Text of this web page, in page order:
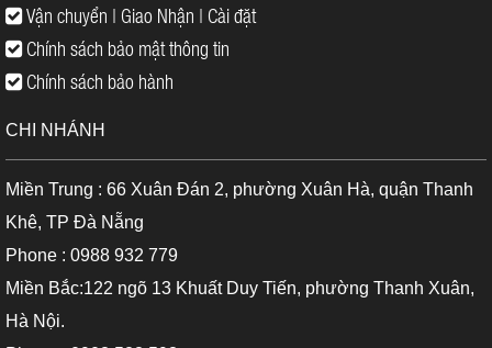
Vận chuyển | Giao Nhận | Cài đặt
Chính sách bảo mật thông tin
Chính sách bảo hành
CHI NHÁNH
Miền Trung : 66 Xuân Đán 2, phường Xuân Hà, quận Thanh
Khê, TP Đà Nẵng
Phone : 0988 932 779
Miền Bắc:122 ngõ 13 Khuất Duy Tiến, phường Thanh Xuân,
Hà Nội.